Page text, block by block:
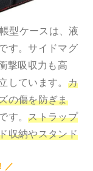
型ケースは、液
す。サイドマグ
撃吸収力も高
しています。 カ
の傷を防ぎま
す。ストラップ
収納やスタンド